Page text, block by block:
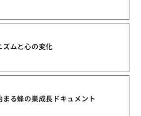
ムと心の変化
る蜂の巣成長ドキュメント